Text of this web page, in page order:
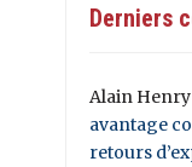
Derniers
Alain Henry
avantage
retours